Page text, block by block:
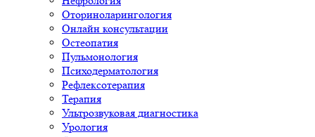
Оториноларингология
Онлайн консультации
Остеопатия
Пульмонология
Психодерматология
Рефлексотерапия
Терапия
Ультрозвуковая диагностика
Урология